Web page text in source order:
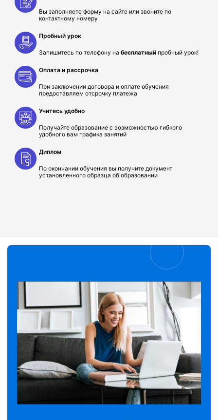
Вы заполняете форму на сайте или звоните по
контактному номеру
Пробный урок
Запишитесь по телефону на бесплатный пробный урок!
Оплата и рассрочка
При заключении договора и оплате обучения
предоставляем отсрочку платежа
Учитесь удобно
Получайте образование с возможностью гибкого
удобного вам графика занятий
Диплом
По окончании обучения вы получите документ
установленного образца об образовании